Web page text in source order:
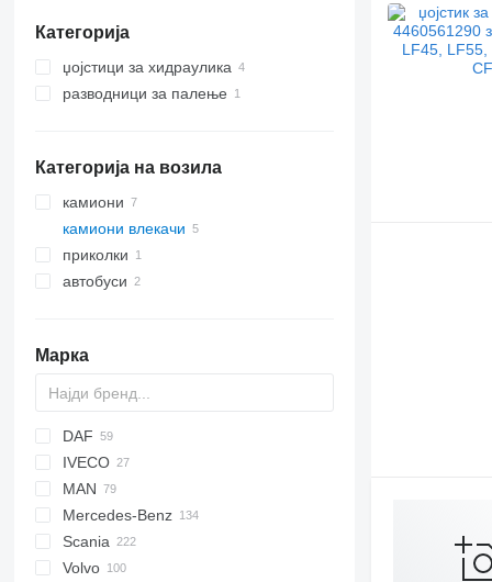
Категорија
џојстици за хидраулика
разводници за палење
Категорија на возила
камиони
камиони влекачи
приколки
автобуси
Марка
DAF
CF
LF
XF
XG
F-MAX
IVECO
EuroCargo
Eurotech
Eurotrakker
S-Way
MAN
F90
LE
Lion's series
Mercedes-Benz
Actros
Antos
Magnum
Premium
Scania
G-series
Volvo